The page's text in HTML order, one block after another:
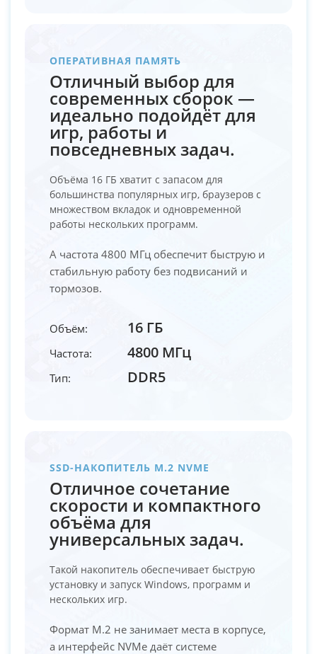
ОПЕРАТИВНАЯ ПАМЯТЬ
Отличный выбор для
современных сборок —
идеально подойдёт для
игр, работы и
повседневных задач.
Объёма 16 ГБ хватит с запасом для
большинства популярных игр, браузеров с
множеством вкладок и одновременной
работы нескольких программ.
А частота 4800 МГц обеспечит быструю и
стабильную работу без подвисаний и
тормозов.
Объём: 16 ГБ
Частота: 4800 МГц
Тип: DDR5
SSD-НАКОПИТЕЛЬ M.2 NVME
Отличное сочетание
скорости и компактного
объёма для
универсальных задач.
Такой накопитель обеспечивает быструю
установку и запуск Windows, программ и
нескольких игр.
Формат M.2 не занимает места в корпусе,
а интерфейс NVMe даёт системе